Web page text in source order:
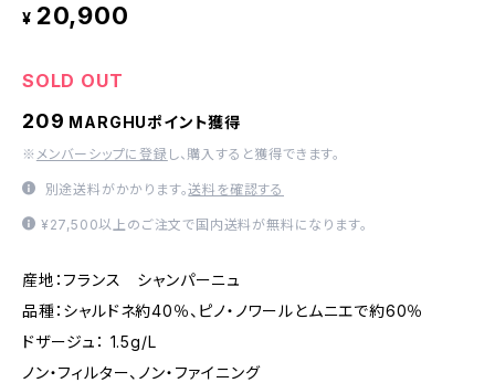
¥ 20,900
SOLD OUT
209 MARGHUポイント獲得
※ メンバーシップに登録 し、購入すると獲得できます。
別途送料がかかります。送料を確認する
¥27,500以上のご注文で国内送料が無料になります。
産地：フランス シャンパーニュ
品種：シャルドネ約40％、ピノ・ノワールとムニエで約60％
ドザージュ： 1.5g/L
ノン・フィルター、ノン・ファイニング